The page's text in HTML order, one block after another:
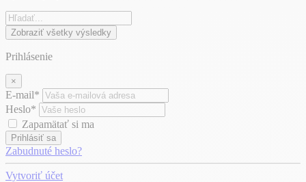
Zobraziť všetky výsledky
Prihlásenie
×
E-mail*
Heslo*
Zapamätať si ma
Prihlásiť sa
Zabudnuté heslo?
Vytvoriť účet